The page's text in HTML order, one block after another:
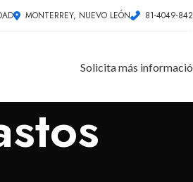
MONTERREY, NUEVO LEÓN 81-4049-
Solicita más